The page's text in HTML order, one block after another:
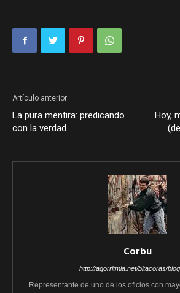
Artículo anterior
La pura mentira: predicando
con la verdad.
Hoy,
Corbu
http://agorritmia.net/bitacoras/
Representante de uno de los oficios con